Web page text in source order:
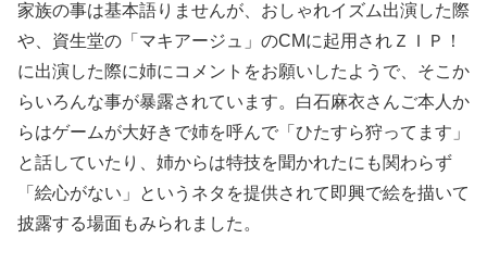
家族の事は基本語りませんが、おしゃれイズム出演した際
や、資生堂の「マキアージュ」のCMに起用されＺＩＰ！
に出演した際に姉にコメントをお願いしたようで、そこか
らいろんな事が暴露されています。白石麻衣さんご本人か
らはゲームが大好きで姉を呼んで「ひたすら狩ってます」
と話していたり、姉からは特技を聞かれたにも関わらず
「絵心がない」というネタを提供されて即興で絵を描いて
披露する場面もみられました。